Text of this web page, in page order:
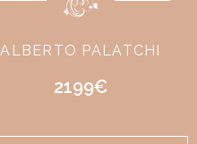
ALBERTO PALATCHI
2199€